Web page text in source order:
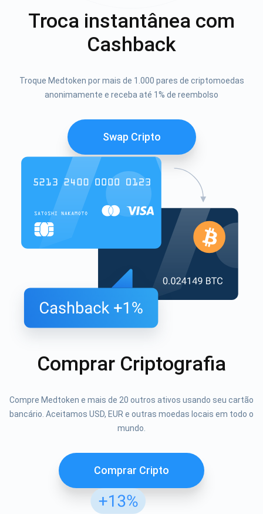
Troca instantânea com
Cashback
Troque Medtoken por mais de 1.000 pares de criptomoedas
anonimamente e receba até 1% de reembolso
Swap Cripto
Comprar Criptografia
Compre Medtoken e mais de 20 outros ativos usando seu cartão
bancário. Aceitamos USD, EUR e outras moedas locais em todo o
mundo.
Comprar Cripto